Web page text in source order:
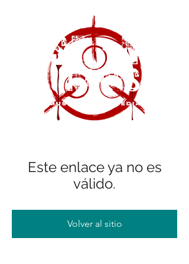
Este enlace ya no es
válido.
Volver al sitio